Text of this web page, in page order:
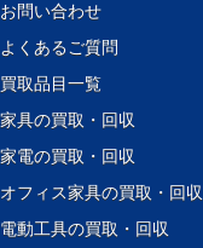
お問い合わせ
よくあるご質問
買取品目一覧
家具の買取・回収
家電の買取・回収
オフィス家具の買取・回収
電動工具の買取・回収